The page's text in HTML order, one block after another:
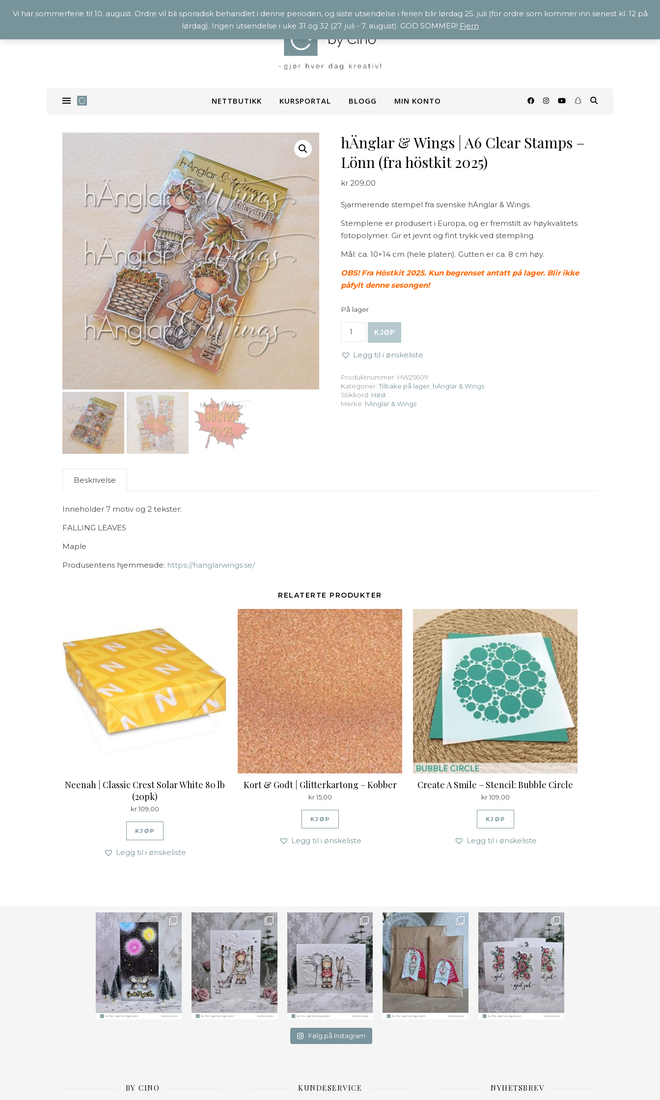
NETTBUTIKK KURSPORTAL BLOGG MIN KONTO
hÄnglar & Wings | A6 Clear Stamps –
Lönn (fra höstkit 2025)
kr209,00
Sjarmerende stempel fra svenske hÄnglar & Wings.
Stemplene er produsert i Europa, og er fremstilt av høykvalitets
fotopolymer. Gir et jevnt og fint trykk ved stempling.
Mål: ca. 10×14 cm (hele platen). Gutten er ca. 8 cm høy.
OBS! Fra Höstkit 2025. Kun begrenset antatt på lager. Blir ikke
påfylt denne sesongen!
På lager
KJØP
Legg til i ønskeliste
Produktnummer: HW25609
Kategorier: Tilbake på lager, hÄnglar & Wings
Stikkord: Høst
Merke: hÄnglar & Wings
Beskrivelse
Inneholder 7 motiv og 2 tekster:
FALLING LEAVES
Maple
Produsentens hjemmeside: https://hanglarwings.se/
RELATERTE PRODUKTER
Neenah | Classic Crest Solar White 80 lb
(20pk)
kr109,00
KJØP
Legg til i ønskeliste
Kort & Godt | Glitterkartong – Kobber
kr15,00
KJØP
Legg til i ønskeliste
Create A Smile – Stencil: Bubble Circle
kr109,00
KJØP
Legg til i ønskeliste
Ønsk Farge
Følg på Instagram
BY CINO KUNDESERVICE NYHETSBREV
Vi har sommerferie til 10. august. Ordre vil bli sporadisk behandlet i denne perioden, og siste utsendelse i ferien blir lørdag 25. juli (for ordre som kommer inn senest kl. 12 på
lørdag). Ingen utsendelse i uke 31 og 32 (27. juli - 7. august). GOD SOMMER! Fjern